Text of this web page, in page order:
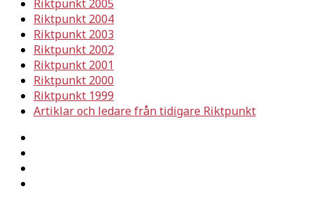
Riktpunkt 2005
Riktpunkt 2004
Riktpunkt 2003
Riktpunkt 2002
Riktpunkt 2001
Riktpunkt 2000
Riktpunkt 1999
Artiklar och ledare från tidigare Riktpunkt